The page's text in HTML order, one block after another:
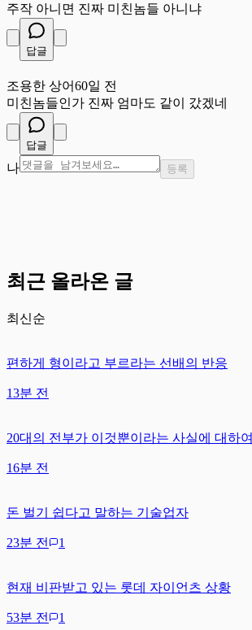
주작 아니면 진짜 미친놈들 아니냐
답글
조용한 상어60일 전
미친놈들인가 진짜 엄마도 같이 갔겠네
답글
나 등록
최근 올라온 글
최신순
편하게 형이라고 부르라는 선배의 반응
13분 전
20대의 전부가 이것뿐이라는 사실에 대하여
16분 전
돈 벌기 쉽다고 말하는 기술업자
23분 전 1
현재 비판받고 있는 롯데 자이언츠 상황
53분 전 1